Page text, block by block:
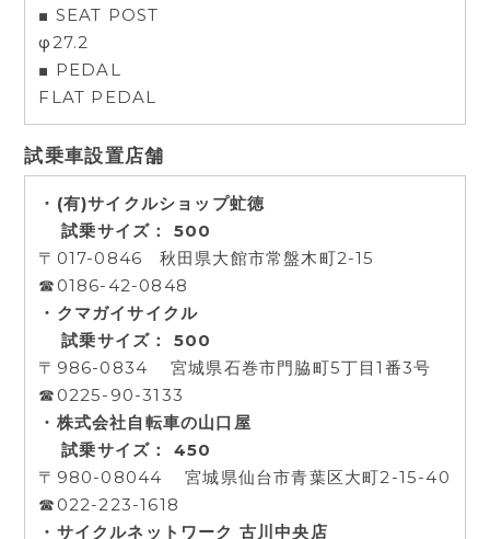
■ SEAT POST
φ27.2
■ PEDAL
FLAT PEDAL
試乗車設置店舗
・(有)サイクルショップ虻徳
試乗サイズ： 500
〒017-0846 秋田県大館市常盤木町2-15
☎0186-42-0848
・クマガイサイクル
試乗サイズ： 500
〒986-0834 宮城県石巻市門脇町5丁目1番3号
☎0225-90-3133
・株式会社自転車の山口屋
試乗サイズ： 450
〒980-08044 宮城県仙台市青葉区大町2-15-40
☎022-223-1618
・サイクルネットワーク 古川中央店